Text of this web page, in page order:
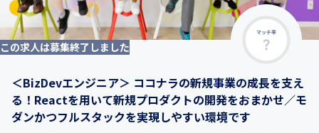
マッチ率
この求人は募集終了しました
＜BizDevエンジニア＞ ココナラの新規事業の成長を支え
る！Reactを用いて新規プロダクトの開発をおまかせ／モ
ダンかつフルスタックを実現しやすい環境です